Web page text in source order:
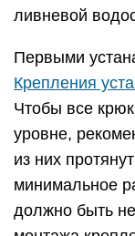
ливневой
Первыми
Крепления
Чтобы все
уровне,
из них
минимальное
должно быть